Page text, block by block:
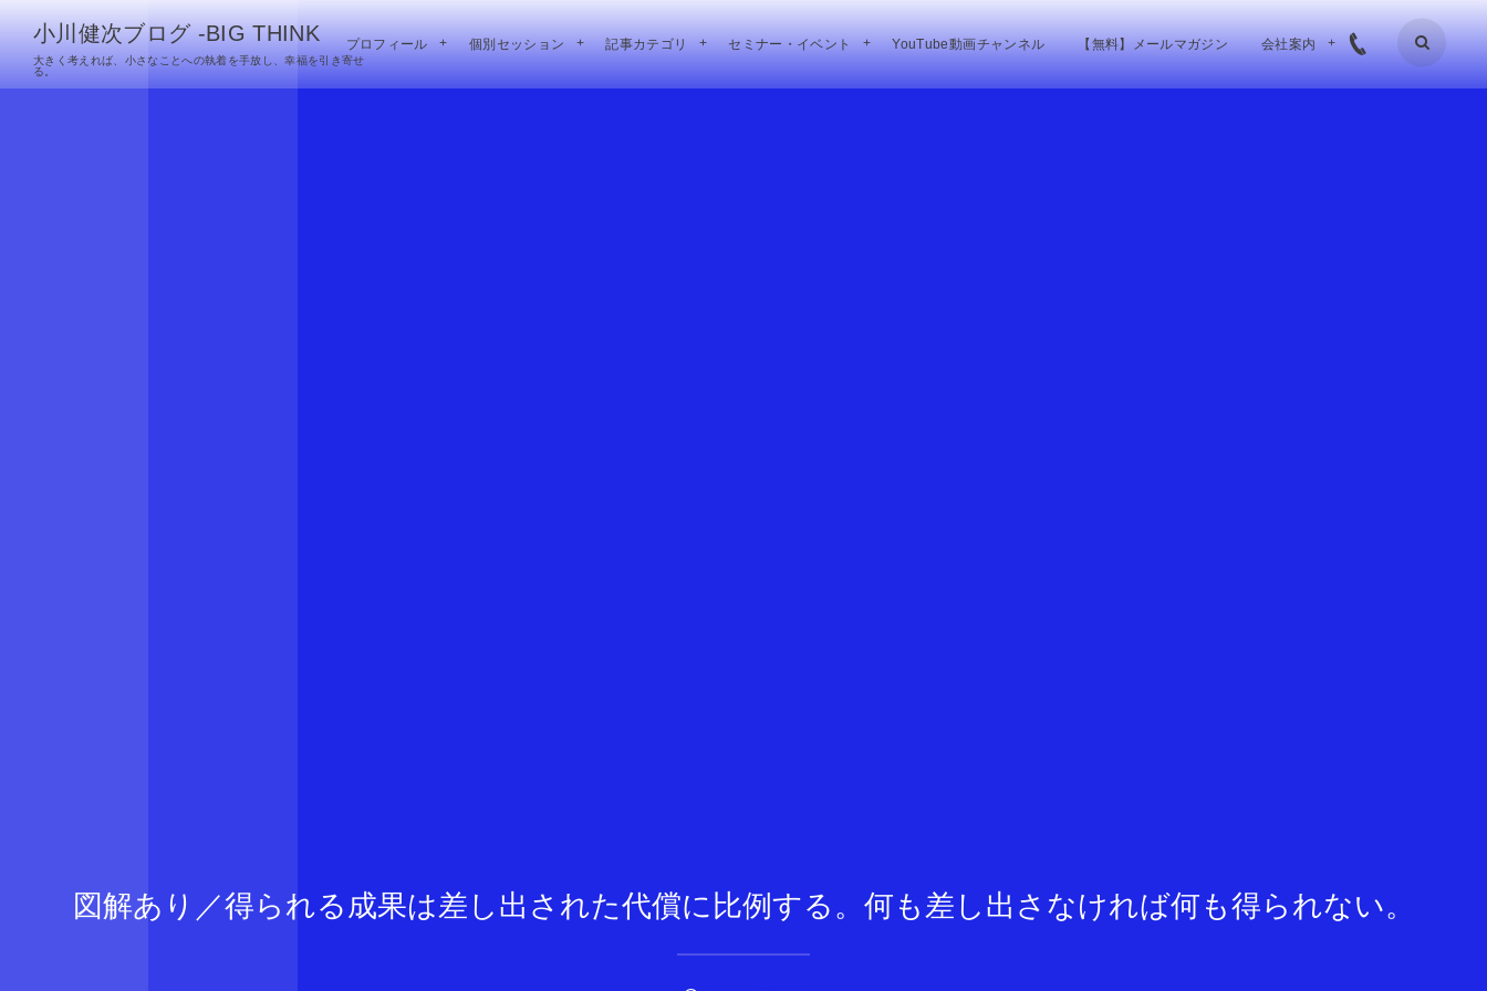
小川健次ブログ -BIG THINK
大きく考えれば、小さなことへの執着を手放し、幸福を引き寄せ
る。
プロフィール 個別セッション 記事カテゴリ セミナー・イベント YouTube動画チャンネル 【無料】メールマガジン 会社案内
図解あり／得られる成果は差し出された代償に比例する。何も差し出さなければ何も得られない。